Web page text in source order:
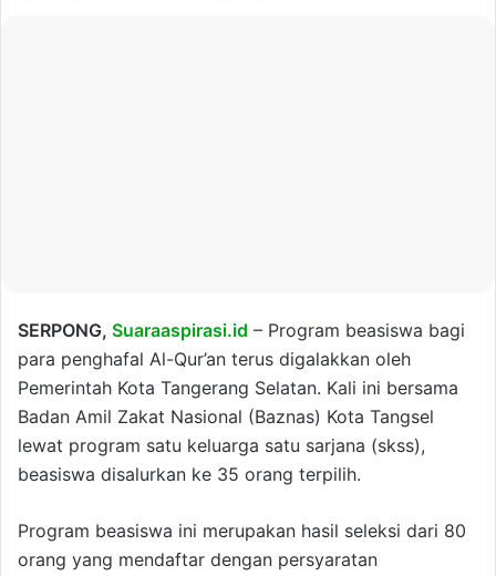
SERPONG, Suaraaspirasi.id – Program beasiswa bagi
para penghafal Al-Qur’an terus digalakkan oleh
Pemerintah Kota Tangerang Selatan. Kali ini bersama
Badan Amil Zakat Nasional (Baznas) Kota Tangsel
lewat program satu keluarga satu sarjana (skss),
beasiswa disalurkan ke 35 orang terpilih.
Program beasiswa ini merupakan hasil seleksi dari 80
orang yang mendaftar dengan persyaratan